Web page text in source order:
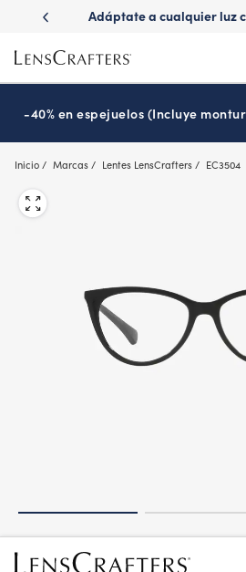
main
content
con
Adáptate a cualquier luz
-40% en espejuelos (Incluye
Inicio Marcas Lentes LensCrafters EC3504